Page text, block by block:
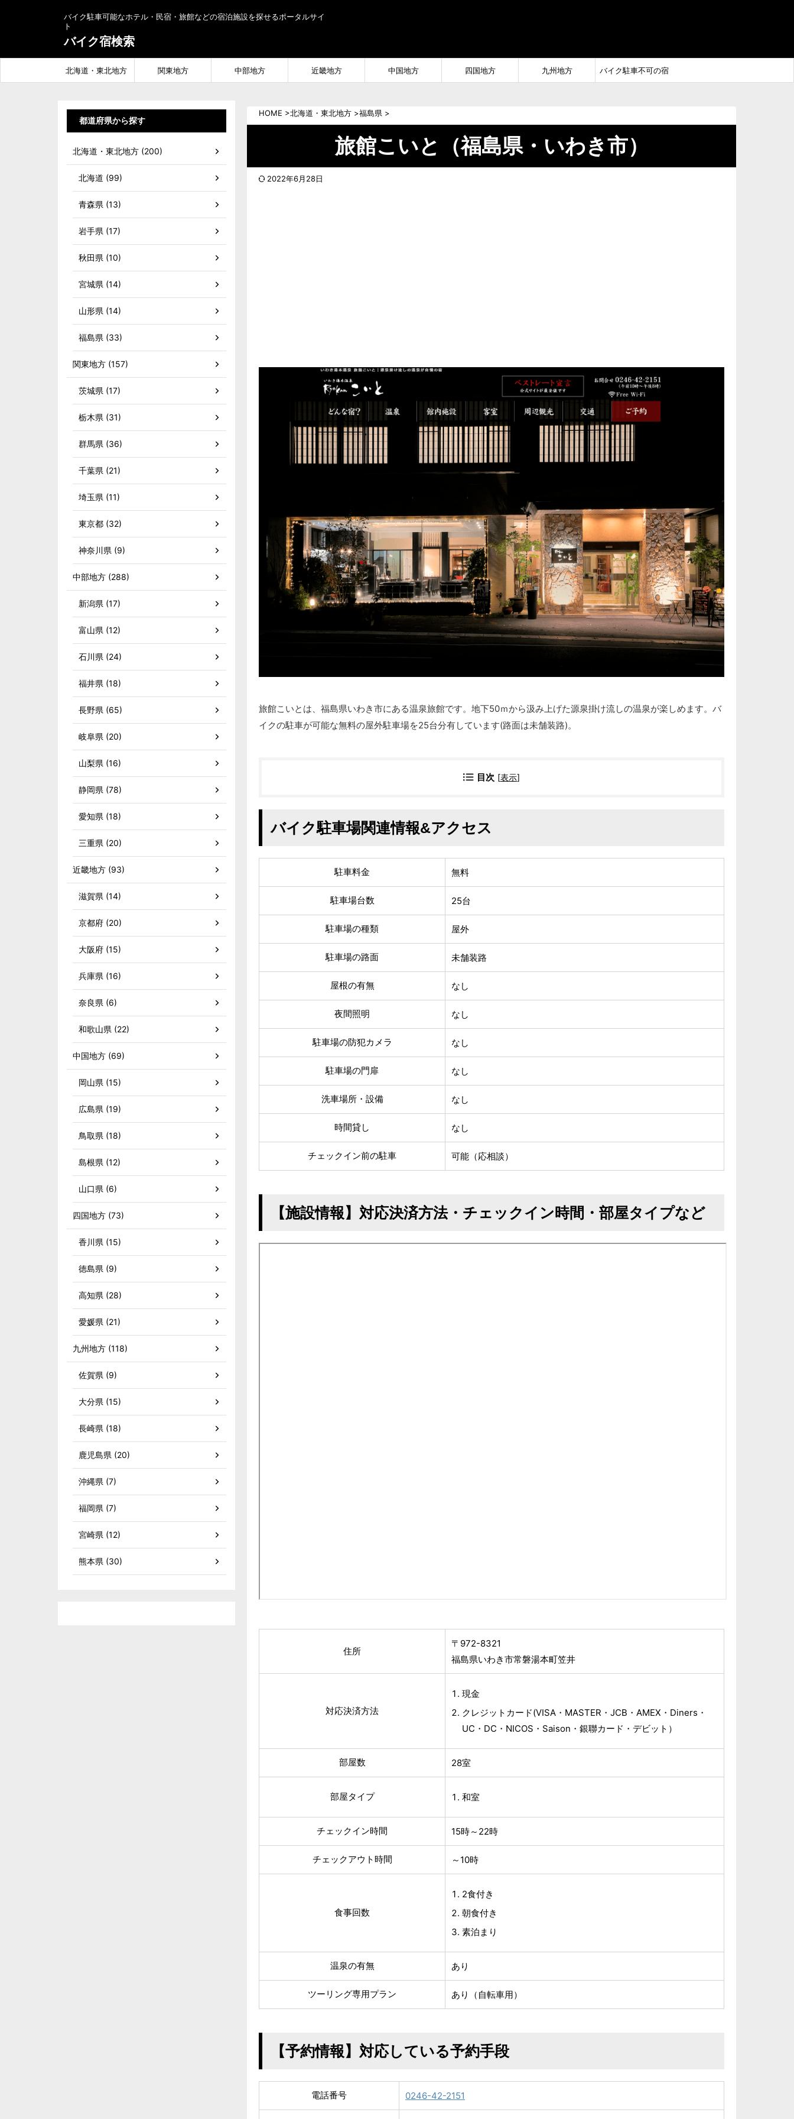
バイク駐車可能なホテル・民宿・旅館などの宿泊施設を探せるポータルサイ
ト
バイク宿検索
北海道・東北地方 関東地方 中部地方 近畿地方 中国地方 四国地方 九州地方 バイク駐車不可の宿
HOME >北海道・東北地方 >福島県 >
旅館こいと（福島県・いわき市）
2022年6月28日
旅館こいとは、福島県いわき市にある温泉旅館です。地下50ｍから汲み上げた源泉掛け流しの温泉が楽しめます。バ
イクの駐車が可能な無料の屋外駐車場を25台分有しています(路面は未舗装路)。
目次 [表示]
バイク駐車場関連情報&アクセス
駐車料金 無料
駐車場台数 25台
駐車場の種類 屋外
駐車場の路面 未舗装路
屋根の有無 なし
夜間照明 なし
駐車場の防犯カメラ なし
駐車場の門扉 なし
洗車場所・設備 なし
時間貸し なし
チェックイン前の駐車 可能（応相談）
【施設情報】対応決済方法・チェックイン時間・部屋タイプなど
住所
〒972-8321
福島県いわき市常磐湯本町笠井
対応決済方法
現金
クレジットカード(VISA・MASTER・JCB・AMEX・Diners・
UC・DC・NICOS・Saison・銀聯カード・デビット）
部屋数 28室
部屋タイプ 和室
チェックイン時間 15時～22時
チェックアウト時間 ～10時
食事回数
2食付き
朝食付き
素泊まり
温泉の有無 あり
ツーリング専用プラン あり（自転車用）
【予約情報】対応している予約手段
電話番号 0246-42-2151
都道府県から探す
北海道・東北地方 (200)
北海道 (99)
青森県 (13)
岩手県 (17)
秋田県 (10)
宮城県 (14)
山形県 (14)
福島県 (33)
関東地方 (157)
茨城県 (17)
栃木県 (31)
群馬県 (36)
千葉県 (21)
埼玉県 (11)
東京都 (32)
神奈川県 (9)
中部地方 (288)
新潟県 (17)
富山県 (12)
石川県 (24)
福井県 (18)
長野県 (65)
岐阜県 (20)
山梨県 (16)
静岡県 (78)
愛知県 (18)
三重県 (20)
近畿地方 (93)
滋賀県 (14)
京都府 (20)
大阪府 (15)
兵庫県 (16)
奈良県 (6)
和歌山県 (22)
中国地方 (69)
岡山県 (15)
広島県 (19)
鳥取県 (18)
島根県 (12)
山口県 (6)
四国地方 (73)
香川県 (15)
徳島県 (9)
高知県 (28)
愛媛県 (21)
九州地方 (118)
佐賀県 (9)
大分県 (15)
長崎県 (18)
鹿児島県 (20)
沖縄県 (7)
福岡県 (7)
宮崎県 (12)
熊本県 (30)